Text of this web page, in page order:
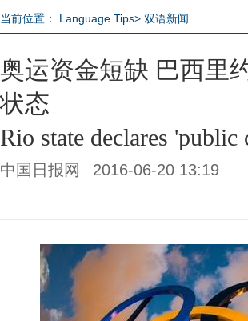
当前位置： Language Tips> 双语新闻
奥运资金短缺 巴西里
状态
Rio state declares
中国日报网 2016-06-20 13:19